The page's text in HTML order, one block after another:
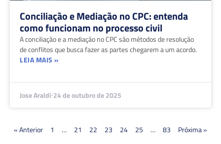
Conciliação e Mediação no CPC: entenda
como funcionam no processo civil
A conciliação e a mediação no CPC são métodos de resolução
de conflitos que busca fazer as partes chegarem a um acordo.
LEIA MAIS »
Jose Araldi 24 de outubro de 2025
« Anterior 1 … 21 22 23 24 25 … 83 Próxima »